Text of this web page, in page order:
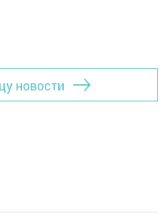
новости